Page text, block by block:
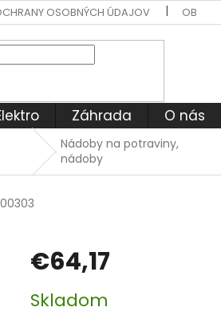
OSOBNÝCH ÚDAJOV
Záhrada O nás
Nádoby na potraviny,
nádoby
€64,17
cena:
Skladom